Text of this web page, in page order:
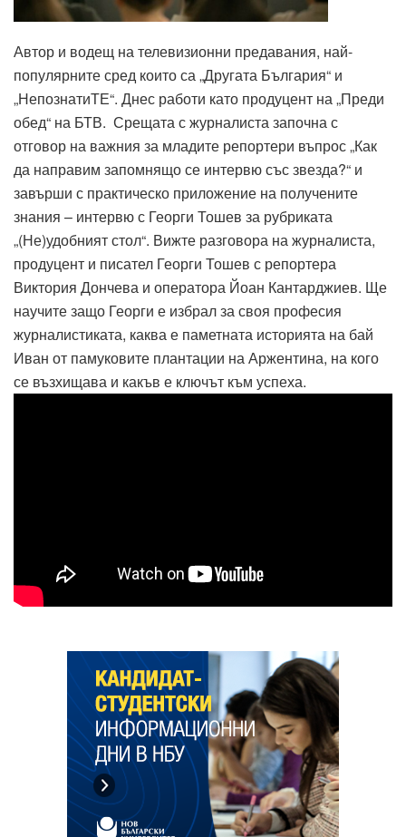
Автор и водещ на телевизионни предавания, най-
популярните сред които са „Другата България“ и
„НепознатиТЕ“. Днес работи като продуцент на „Преди
обед“ на БТВ. Срещата с журналиста започна с
отговор на важния за младите репортери въпрос „Как
да направим запомнящо се интервю със звезда?“ и
завърши с практическо приложение на получените
знания – интервю с Георги Тошев за рубриката
„(Не)удобният стол“. Вижте разговора на журналиста,
продуцент и писател Георги Тошев с репортера
Виктория Дончева и оператора Йоан Кантарджиев. Ще
научите защо Георги е избрал за своя професия
журналистиката, каква е паметната историята на бай
Иван от памуковите плантации на Аржентина, на кого
се възхищава и какъв е ключът към успеха.